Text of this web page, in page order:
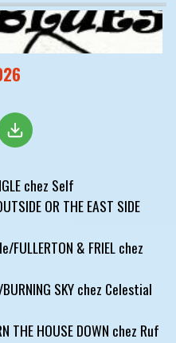
chez Self
OR THE EAST SIDE
FULLERTON & FRIEL chez
SKY chez Celestial
THE HOUSE DOWN chez Ruf